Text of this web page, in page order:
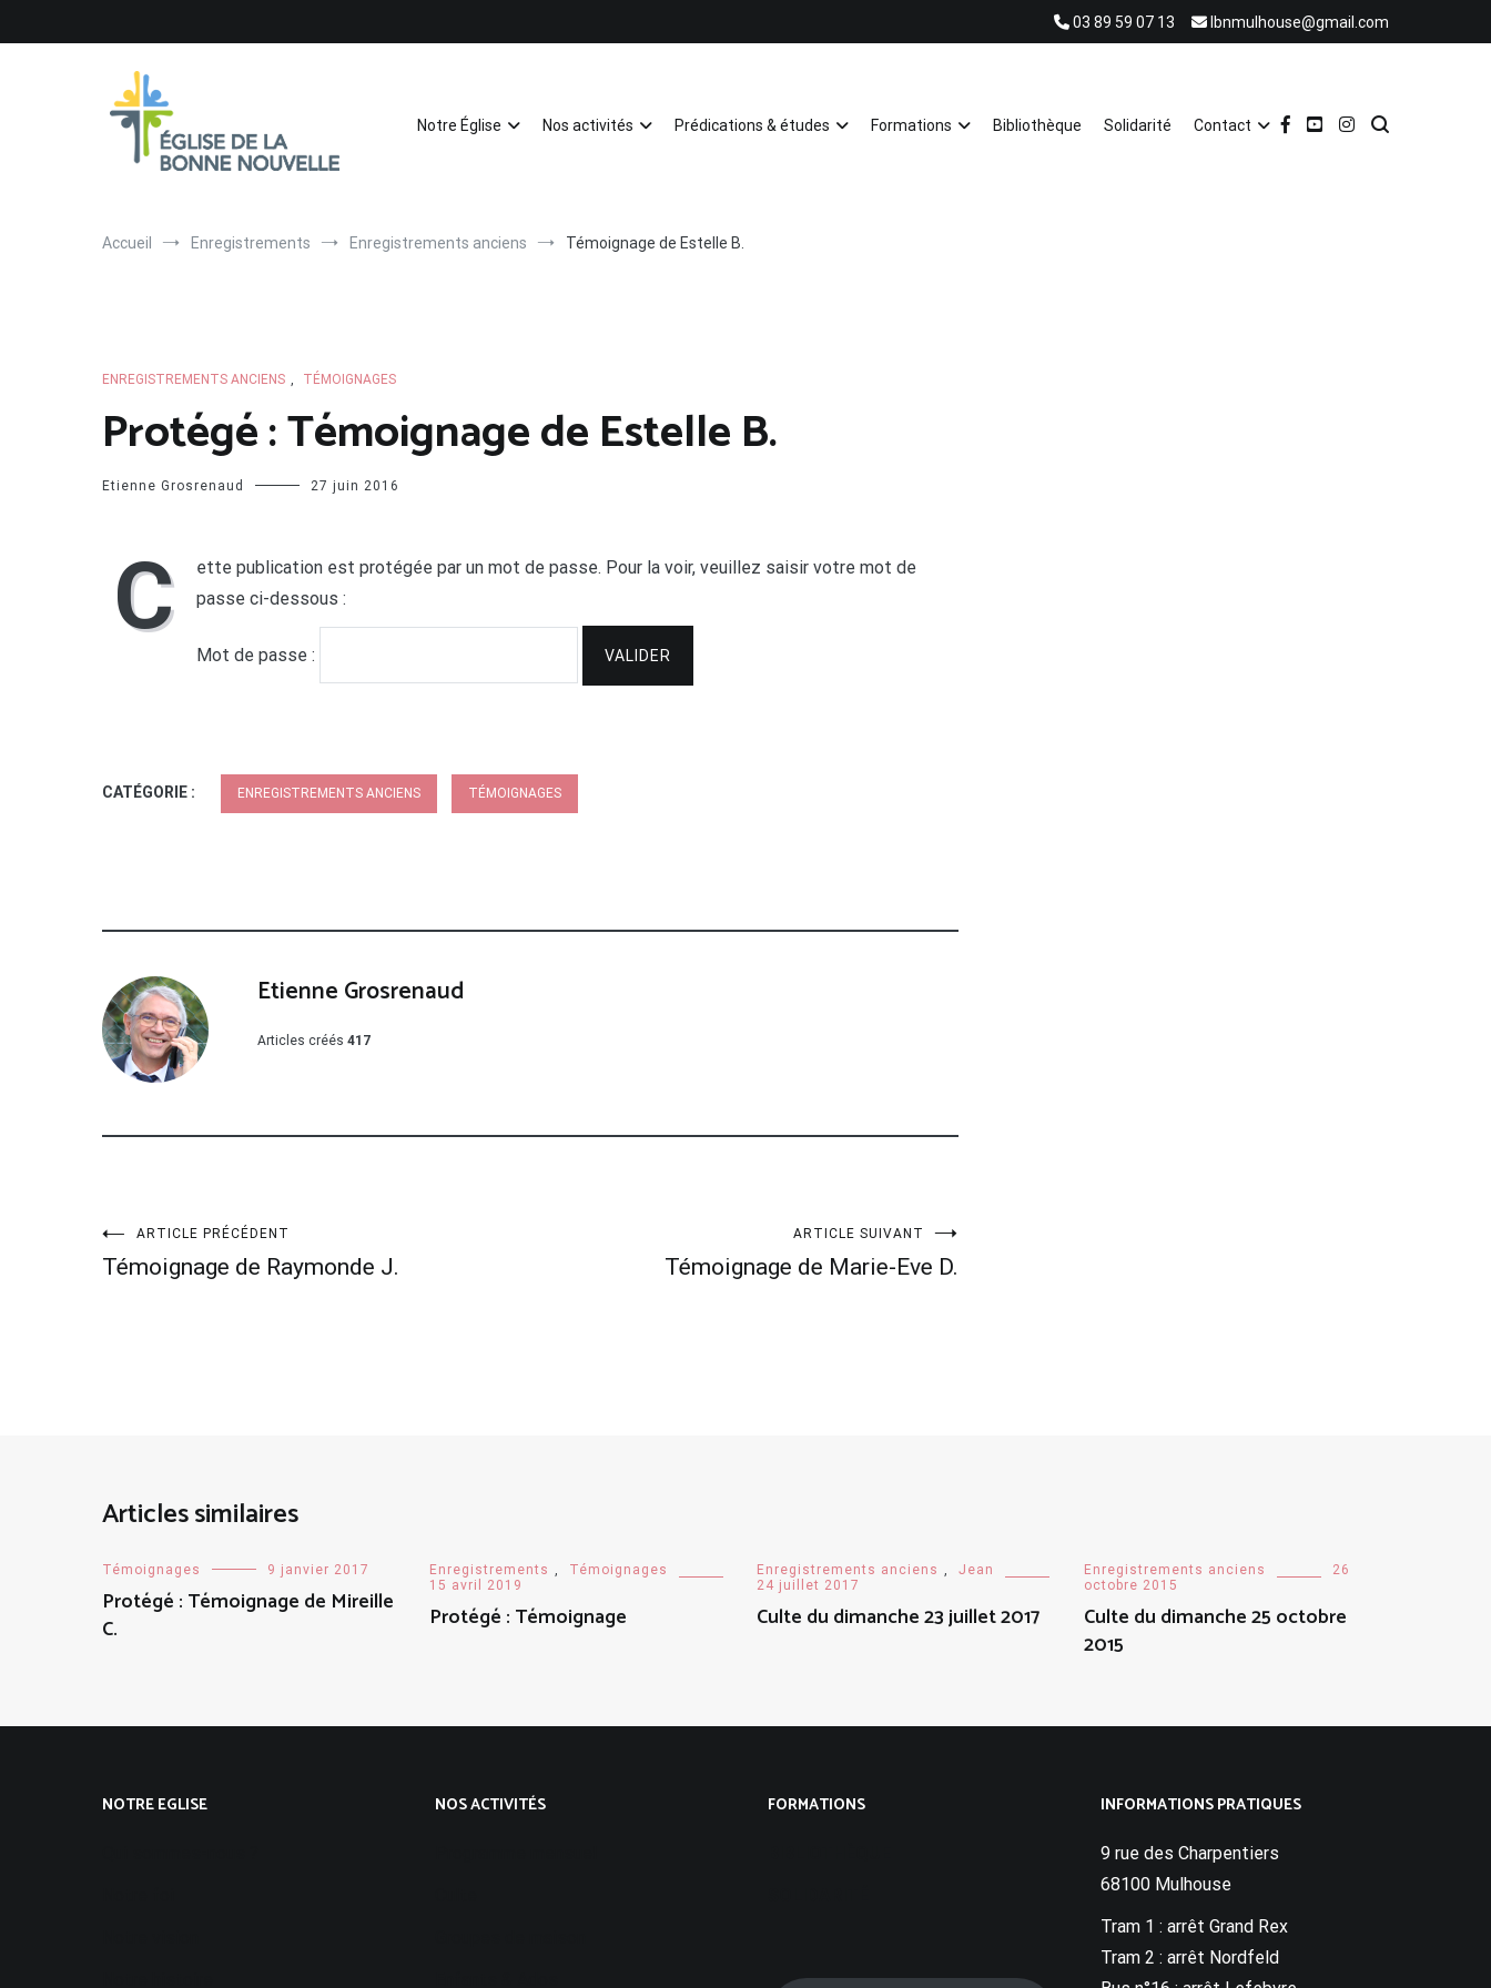
03 89 59 07 13 lbnmulhouse@gmail.com
Notre Église Nos activités Prédications & études Formations Bibliothèque Solidarité Contact
Accueil Enregistrements Enregistrements anciens Témoignage de Estelle B.
ENREGISTREMENTS ANCIENS , TÉMOIGNAGES
Protégé : Témoignage de Estelle B.
Etienne Grosrenaud 27 juin 2016
C
ette publication est protégée par un mot de passe. Pour la voir, veuillez saisir votre mot de
passe ci-dessous :
Mot de passe :
CATÉGORIE : ENREGISTREMENTS ANCIENS TÉMOIGNAGES
Etienne Grosrenaud
Articles créés 417
Navigation
ARTICLE PRÉCÉDENT
Témoignage de Raymonde J.
ARTICLE SUIVANT
Témoignage de Marie-Eve D.
Articles similaires
Témoignages 9 janvier 2017
Protégé : Témoignage de Mireille
C.
Enregistrements ,
Témoignages
15 avril 2019
Protégé : Témoignage
Enregistrements anciens ,
Jean
24 juillet 2017
Culte du dimanche 23 juillet 2017
Enregistrements anciens
26
octobre 2015
Culte du dimanche 25 octobre
2015
NOTRE EGLISE NOS ACTIVITÉS FORMATIONS INFORMATIONS PRATIQUES
9 rue des Charpentiers
68100 Mulhouse
Tram 1 : arrêt Grand Rex
Tram 2 : arrêt Nordfeld